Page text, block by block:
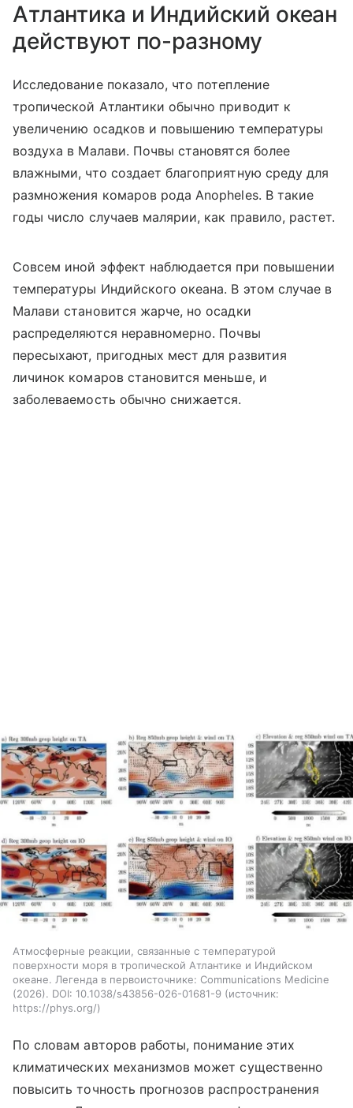
Атлантика и Индийский океан
действуют по-разному
Исследование показало, что потепление
тропической Атлантики обычно приводит к
увеличению осадков и повышению температуры
воздуха в Малави. Почвы становятся более
влажными, что создает благоприятную среду для
размножения комаров рода Anopheles. В такие
годы число случаев малярии, как правило, растет.
Совсем иной эффект наблюдается при повышении
температуры Индийского океана. В этом случае в
Малави становится жарче, но осадки
распределяются неравномерно. Почвы
пересыхают, пригодных мест для развития
личинок комаров становится меньше, и
заболеваемость обычно снижается.
Атмосферные реакции, связанные с температурой
поверхности моря в тропической Атлантике и Индийском
океане. Легенда в первоисточнике: Communications Medicine
(2026). DOI: 10.1038/s43856-026-01681-9
источник:
https://phys.org/
По словам авторов работы, понимание этих
климатических механизмов может существенно
повысить точность прогнозов распространения